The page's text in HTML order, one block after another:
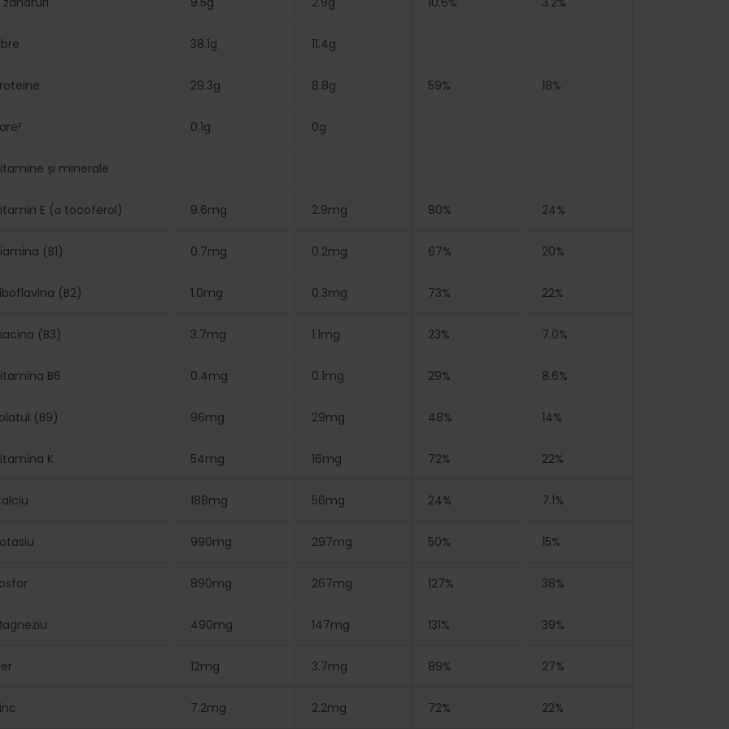
38.1g 11.4g
29.3g 8.8g 59% 18%
0.1g 0g
și minerale
E (α tocoferol) 9.6mg 2.9mg 80% 24%
(B1) 0.7mg 0.2mg 67% 20%
(B2) 1.0mg 0.3mg 73% 22%
(B3) 3.7mg 1.1mg 23% 7.0%
B6 0.4mg 0.1mg 29% 8.6%
(B9) 96mg 29mg 48% 14%
K 54mg 16mg 72% 22%
188mg 56mg 24% 7.1%
990mg 297mg 50% 15%
890mg 267mg 127% 38%
490mg 147mg 131% 39%
12mg 3.7mg 89% 27%
7.2mg 2.2mg 72% 22%